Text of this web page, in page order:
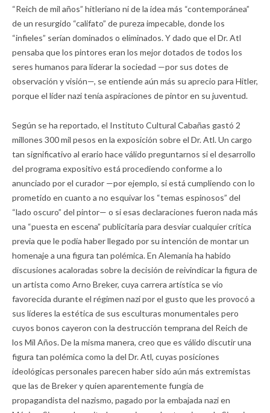
“Reich de mil años” hitleriano ni de la idea más “contemporánea”
de un resurgido “califato” de pureza impecable, donde los
“infieles” serían dominados o eliminados. Y dado que el Dr. Atl
pensaba que los pintores eran los mejor dotados de todos los
seres humanos para liderar la sociedad —por sus dotes de
observación y visión—, se entiende aún más su aprecio para Hitler,
porque el líder nazi tenía aspiraciones de pintor en su juventud.
Según se ha reportado, el Instituto Cultural Cabañas gastó 2
millones 300 mil pesos en la exposición sobre el Dr. Atl. Un cargo
tan significativo al erario hace válido preguntarnos si el desarrollo
del programa expositivo está procediendo conforme a lo
anunciado por el curador —por ejemplo, si está cumpliendo con lo
prometido en cuanto a no esquivar los “temas espinosos” del
“lado oscuro” del pintor— o si esas declaraciones fueron nada más
una “puesta en escena” publicitaria para desviar cualquier crítica
previa que le podía haber llegado por su intención de montar un
homenaje a una figura tan polémica. En Alemania ha habido
discusiones acaloradas sobre la decisión de reivindicar la figura de
un artista como Arno Breker, cuya carrera artística se vio
favorecida durante el régimen nazi por el gusto que les provocó a
sus líderes la estética de sus esculturas monumentales pero
cuyos bonos cayeron con la destrucción temprana del Reich de
los Mil Años. De la misma manera, creo que es válido discutir una
figura tan polémica como la del Dr. Atl, cuyas posiciones
ideológicas personales parecen haber sido aún más extremistas
que las de Breker y quien aparentemente fungía de
propagandista del nazismo, pagado por la embajada nazi en